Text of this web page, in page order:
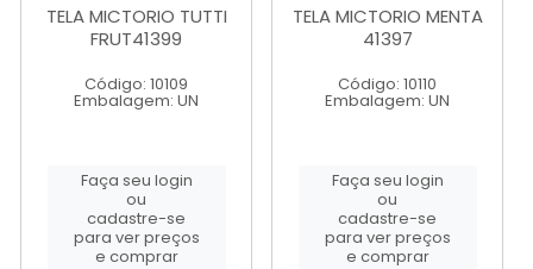
TELA MICTORIO TUTTI
FRUT41399
Código: 10109
Embalagem: UN
Faça seu login
ou
cadastre-se
para ver preços
e comprar
TELA MICTORIO MENTA
41397
Código: 10110
Embalagem: UN
Faça seu login
ou
cadastre-se
para ver preços
e comprar